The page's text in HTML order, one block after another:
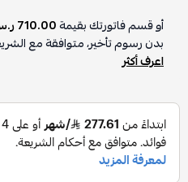
أو قسم فاتورتك بقيمة710.00 ر.س
بدون رسوم تأخير، متوافقة مع
اعرف أكثر